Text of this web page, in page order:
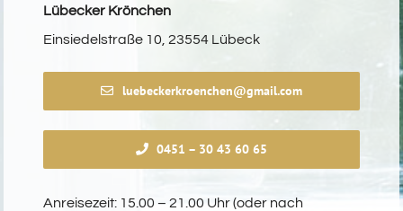
Lübecker Krönchen
Einsiedelstraße 10, 23554 Lübeck
luebeckerkroenchen@gmail.com
0451 – 30 43 60 65
Anreisezeit: 15.00 – 21.00 Uhr (oder nach